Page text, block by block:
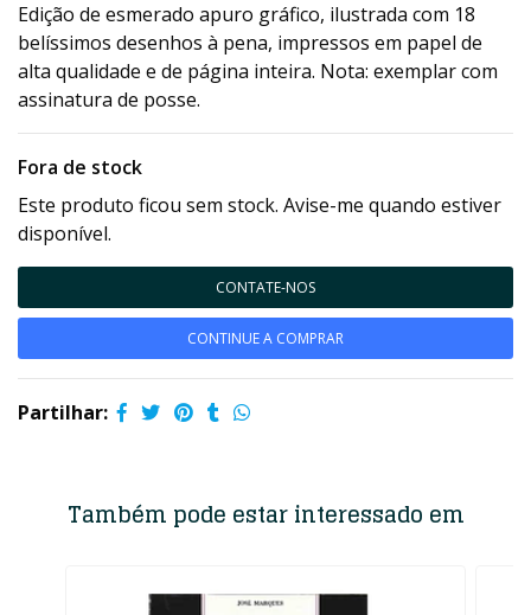
Edição de esmerado apuro gráfico, ilustrada com 18
belíssimos desenhos à pena, impressos em papel de
alta qualidade e de página inteira. Nota: exemplar com
assinatura de posse.
Fora de stock
Este produto ficou sem stock. Avise-me quando estiver
disponível.
CONTATE-NOS
CONTINUE A COMPRAR
Partilhar:
Também pode estar interessado em